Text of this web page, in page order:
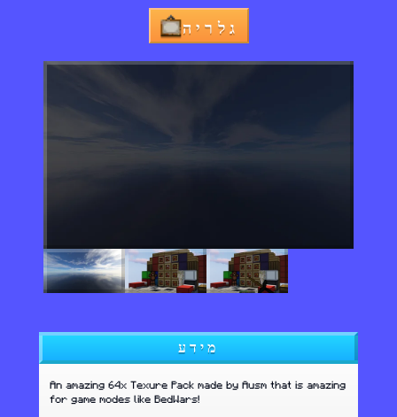
גלריה
מידע
An amazing 64x Texure Pack made by Ausm that is amazing
for game modes like BedWars!